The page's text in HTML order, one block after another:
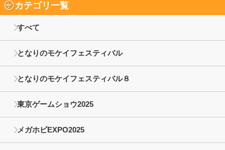
カテゴリ一覧
すべて
となりのモケイフェスティバル
となりのモケイフェスティバル８
東京ゲームショウ2025
メガホビEXPO2025